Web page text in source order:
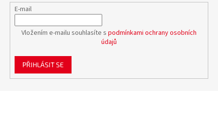
E-mail
Vložením e-mailu souhlasíte s podmínkami ochrany osobních
údajů
PŘIHLÁSIT SE